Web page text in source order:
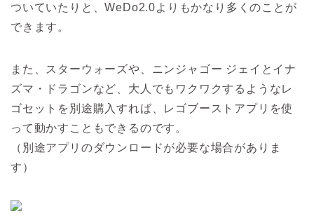
ついていたりと、WeDo2.0よりもかなり多くのことが
できます。
また、スターウォーズや、ニンジャゴー ジェイとイナ
ズマ・ドラゴンなど、大人でもワクワクするようなレ
ゴセットを別途購入すれば、レゴブーストアプリを使
って動かすこともできるのです。
（別途アプリのダウンロードが必要な場合がありま
す）